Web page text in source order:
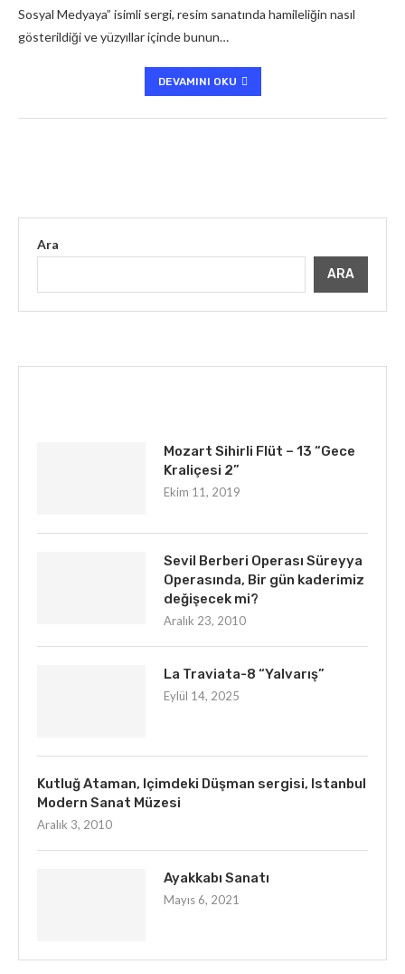
Sosyal Medyaya” isimli sergi, resim sanatında hamileliğin nasıl
gösterildiği ve yüzyıllar içinde bunun…
DEVAMINI OKU
Ara
ARA
Mozart Sihirli Flüt – 13 “Gece
Kraliçesi 2”
Ekim 11, 2019
Sevil Berberi Operası Süreyya
Operasında, Bir gün kaderimiz
değişecek mi?
Aralık 23, 2010
La Traviata-8 “Yalvarış”
Eylül 14, 2025
Kutluğ Ataman, Içimdeki Düşman sergisi, Istanbul
Modern Sanat Müzesi
Aralık 3, 2010
Ayakkabı Sanatı
Mayıs 6, 2021